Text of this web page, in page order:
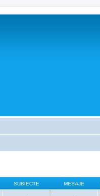
SUBIECTE MESAJE